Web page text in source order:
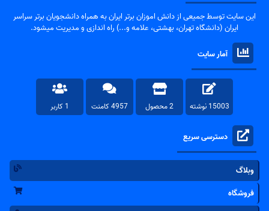
این سایت توسط جمیعی از دانش اموزان برتر ایران به همراه دانشجویان برتر سراسر
ایران (دانشگاه تهران، بهشتی، علامه و...) راه اندازی و مدیریت میشود.
آمار سایت
15003 نوشته 2 محصول 4957 کامنت 1 کاربر
دسترسی سریع
وبلاگ
فروشگاه